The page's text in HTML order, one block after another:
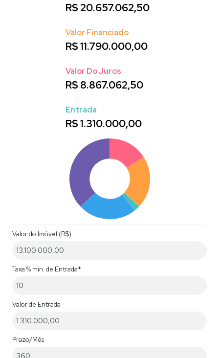
R$20.657.062,50
Valor Financiado
R$11.790.000,00
Valor Do Juros
R$ 8.867.062,50
Entrada
R$1.310.000,00
Valor do Imóvel (R$)
Taxa % min. de Entrada*
Valor de Entrada
Prazo/Mês